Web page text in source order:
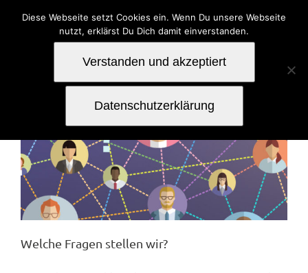
Inhalt
Welche Fragen stellen wir?
Diese Webseite setzt Cookies ein. Wenn Du unsere Webseite
nutzt, erklärst Du Dich damit einverstanden.
Verstanden und akzeptiert
Datenschutzerklärung